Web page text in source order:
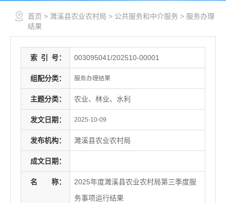
首页 > 濉溪县农业农村局 > 公共服务和中介服务 > 服务办理
结果
索 引 号： 003095041/202510-00001
组配分类： 服务办理结果
主题分类： 农业、林业、水利
发文日期： 2025-10-09
发布机构： 濉溪县农业农村局
成文日期：
名 称：
2025年度濉溪县农业农村局第三季度服
务事项运行结果